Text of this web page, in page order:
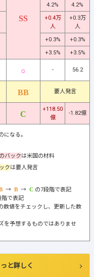
4.2% 4.2%
+0.4万
人
+0.3万
人
+0.3%
+0.3%
+3.5%
+3.5%
- 56.2
要人発言
+118.50
億
-1.82億
になる。
バックは米国の材料
クは要人発言
→ →
の7段階で表記
階で表記
値をチェックし、更新した数
を予想するものではありませ
と詳しく